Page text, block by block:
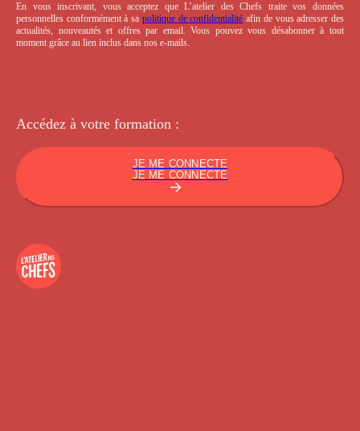
En vous inscrivant, vous acceptez que L’atelier des Chefs traite vos données
personnelles conformément à sa politique de confidentialité afin de vous adresser des
actualités, nouveautés et offres par email. Vous pouvez vous désabonner à tout
moment grâce au lien inclus dans nos e-mails.
Accédez à votre formation :
JE ME CONNECTE
JE ME CONNECTE